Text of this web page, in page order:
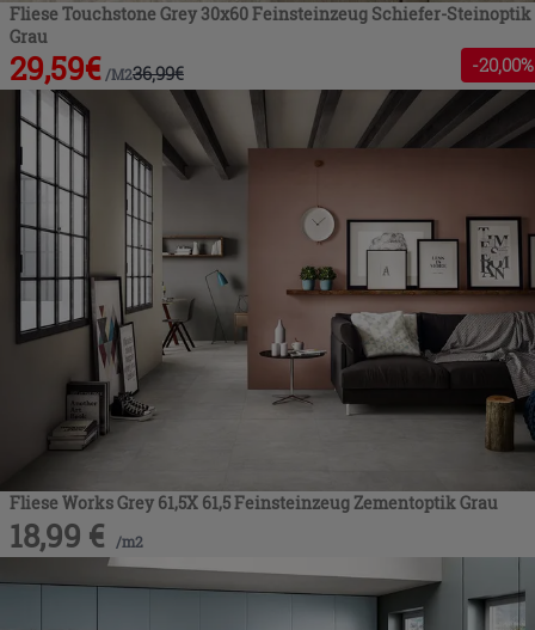
Fliese Touchstone Grey 30x60 Feinsteinzeug Schiefer-Steinoptik
Grau
29,59€ /M236,99€ -20,00%
Fliese Works Grey 61,5X 61,5 Feinsteinzeug Zementoptik Grau
18,99 € /m2